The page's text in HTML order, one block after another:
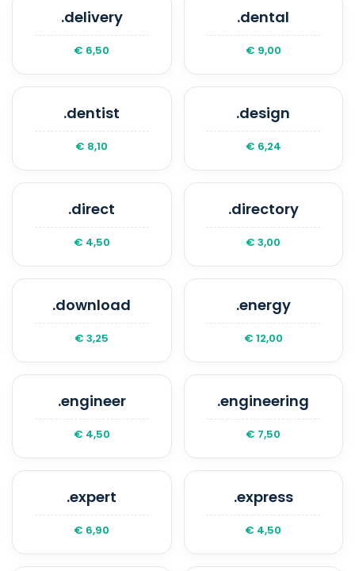
.delivery
€ 6,50
.dental
€ 9,00
.dentist
€ 8,10
.design
€ 6,24
.direct
€ 4,50
.directory
€ 3,00
.download
€ 3,25
.energy
€ 12,00
.engineer
€ 4,50
.engineering
€ 7,50
.expert
€ 6,90
.express
€ 4,50